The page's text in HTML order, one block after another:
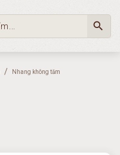
search
Nhang không tăm